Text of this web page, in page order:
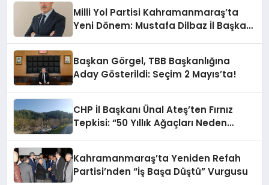
Milli Yol Partisi Kahramanmaraş’ta
Yeni Dönem: Mustafa Dilbaz İl Başkanı
Başkan Görgel, TBB Başkanlığına
Aday Gösterildi: Seçim 2 Mayıs’ta!
CHP İl Başkanı Ünal Ateş’ten Fırnız
Tepkisi: “50 Yıllık Ağaçları Neden
Kahramanmaraş’ta Yeniden Refah
Partisi’nden “İş Başa Düştü” Vurgusu